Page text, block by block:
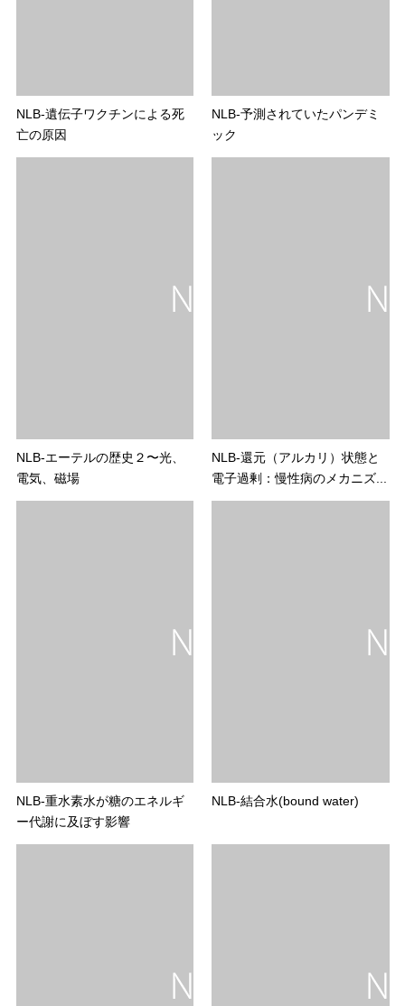
NLB-遺伝子ワクチンによる死
亡の原因
NLB-予測されていたパンデミ
ック
NLB-エーテルの歴史２〜光、
電気、磁場
NLB-還元（アルカリ）状態と
電子過剰：慢性病のメカニズ...
NLB-重水素水が糖のエネルギ
ー代謝に及ぼす影響
NLB-結合水(bound water)